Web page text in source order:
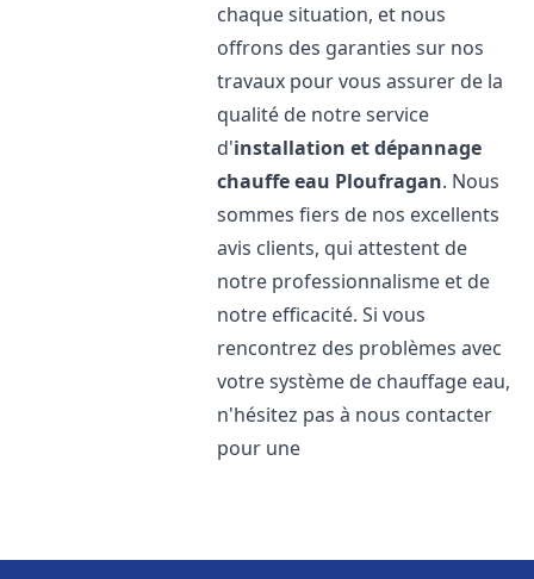
chaque situation, et nous
offrons des garanties sur nos
travaux pour vous assurer de la
qualité de notre service
d'installation et dépannage
chauffe eau Ploufragan. Nous
sommes fiers de nos excellents
avis clients, qui attestent de
notre professionnalisme et de
notre efficacité. Si vous
rencontrez des problèmes avec
votre système de chauffage eau,
n'hésitez pas à nous contacter
pour une